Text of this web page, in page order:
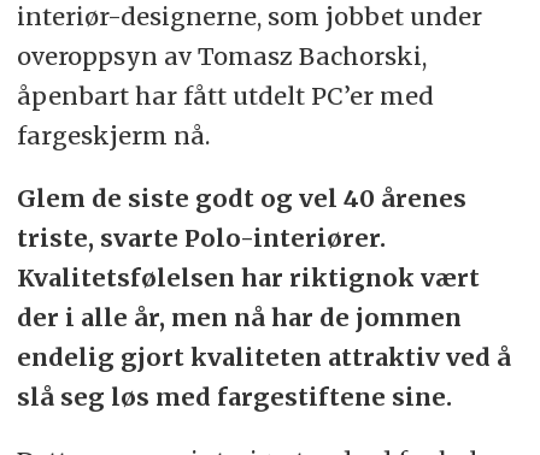
interiør-designerne, som jobbet under
overoppsyn av Tomasz Bachorski,
åpenbart har fått utdelt PC’er med
fargeskjerm nå.
Glem de siste godt og vel 40 årenes
triste, svarte Polo-interiører.
Kvalitetsfølelsen har riktignok vært
der i alle år, men nå har de jommen
endelig gjort kvaliteten attraktiv ved å
slå seg løs med fargestiftene sine.